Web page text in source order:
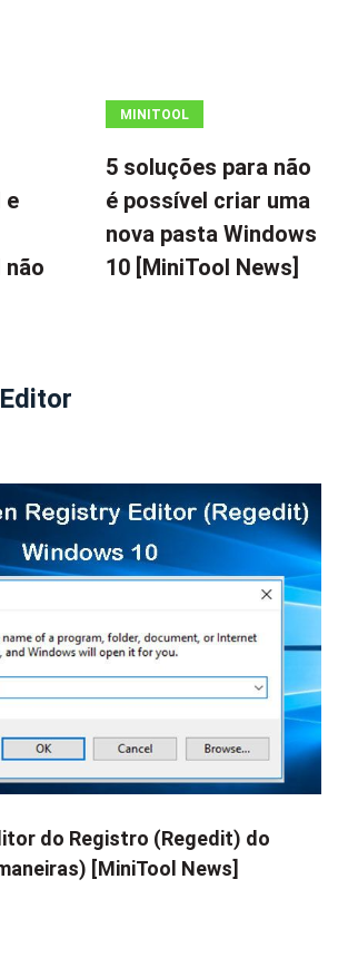
e
não
MINITOOL
5 soluções para não
é possível criar uma
nova pasta Windows
10 [MiniTool News]
do Registro (Regedit) do
[MiniTool News]